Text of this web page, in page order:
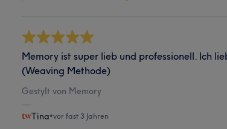
Memory ist super lieb und professionell. Ich
(Weaving Methode)
Gestylt von Memory
Tina•vor fast 3 Jahren